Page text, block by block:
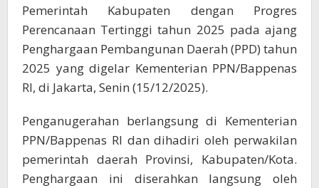
Pemerintah Kabupaten dengan Progres
Perencanaan Tertinggi tahun 2025 pada ajang
Penghargaan Pembangunan Daerah (PPD) tahun
2025 yang digelar Kementerian PPN/Bappenas
RI, di Jakarta, Senin (15/12/2025).
Penganugerahan berlangsung di Kementerian
PPN/Bappenas RI dan dihadiri oleh perwakilan
pemerintah daerah Provinsi, Kabupaten/Kota.
Penghargaan ini diserahkan langsung oleh